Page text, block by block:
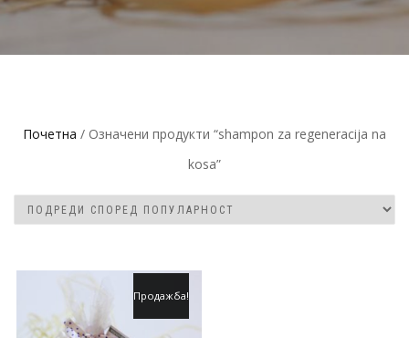
Почетна / Означени продукти “shampon za regeneracija na
kosa”
Продажба!